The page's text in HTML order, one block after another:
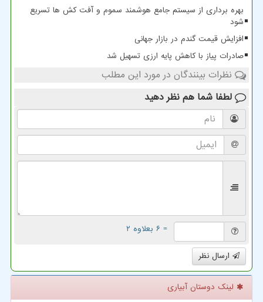
بهره برداری از سیستم جامع هوشمند سموم و آفت کش ها تسریع
شود
افزایش قیمت گندم در بازار جهانی
صادرات پیاز با کاهش پایه ارزی تسهیل شد
نظرات بینندگان در مورد این مطلب
لطفا شما هم نظر دهید
= ۶ بعلاوه ۲
ارسال نظر
لینک دوستان آبیاری